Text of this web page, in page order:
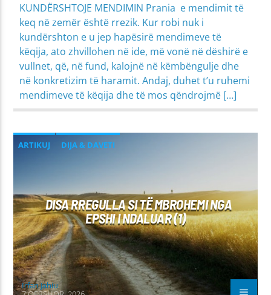
KUNDËRSHTOJE MENDIMIN Prania e mendimit të
keq në zemër është rrezik. Kur robi nuk i
kundërshton e u jep hapësirë mendimeve të
këqija, ato zhvillohen në ide, më vonë në dëshirë e
vullnet, që, në fund, kalojnë në këmbëngulje dhe
në konkretizim të haramit. Andaj, duhet t’u ruhemi
mendimeve të këqija dhe të mos qëndrojmë […]
ARTIKUJ
DIJA & DAVETI
IMANI
MIRËSJELLJA - EDUKATA FETARE
PROBLEME SHPIRTËRORE & SHOQËRORE
DISA RREGULLA SI TË MBROHEMI NGA
EPSHI I NDALUAR (1)
Irfan Jahiu